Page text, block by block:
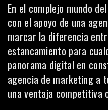
En el complejo mundo
con el apoyo de una
marcar la diferencia
estancamiento para
panorama digital en
agencia de marketing a
una ventaja competitiva